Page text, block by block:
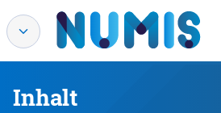
Inhalt